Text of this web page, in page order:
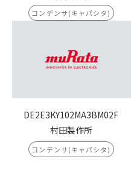
コンデンサ(キャパシタ)
DE2E3KY102MA3BM02F
村田製作所
コンデンサ(キャパシタ)